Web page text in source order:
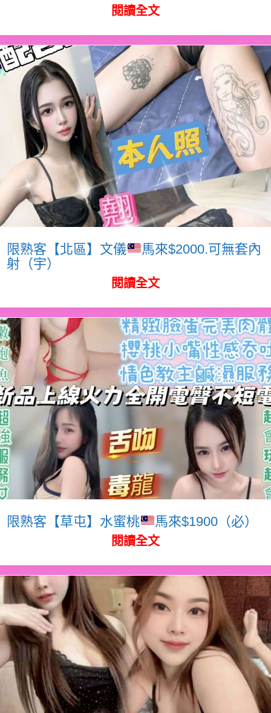
閱讀全文
限熟客【北區】文儀
馬來$2000.可無套內
射（宇）
閱讀全文
限熟客【草屯】水蜜桃 馬來$1900（必）
閱讀全文